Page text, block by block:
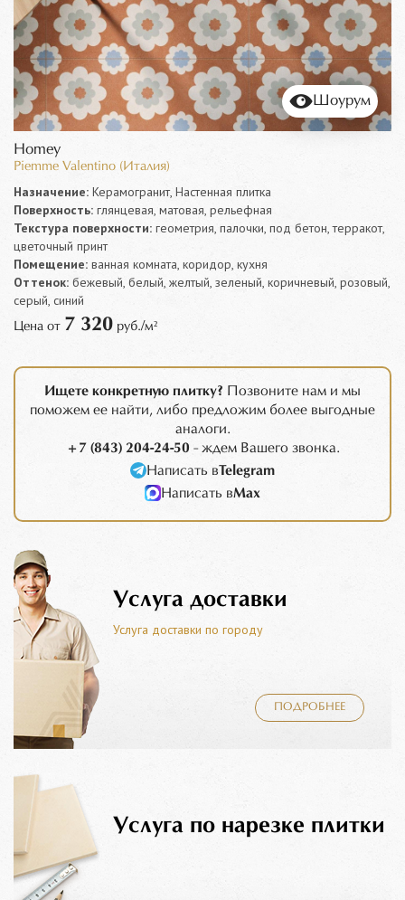
Шоурум
Homey
Piemme Valentino (Италия)
Назначение: Керамогранит, Настенная плитка
Поверхность: глянцевая, матовая, рельефная
Текстура поверхности: геометрия, палочки, под бетон, терракот,
цветочный принт
Помещение: ванная комната, коридор, кухня
Оттенок: бежевый, белый, желтый, зеленый, коричневый, розовый,
серый, синий
Цена от 7 320 руб./м²
Ищете конкретную плитку? Позвоните нам и мы
поможем ее найти, либо предложим более выгодные
аналоги.
+7 (843) 204-24-50 - ждем Вашего звонка.
Написать вTelegram
Написать вMax
Услуга доставки
Услуга доставки по городу
ПОДРОБНЕЕ
Услуга по нарезке плитки